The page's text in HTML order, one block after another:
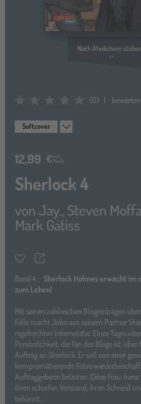
Nach Ähnlichem
Average Rating: 0 (0) bewerten
Softcover
12,99 € inkl.
MwSt.
Sherlock 4
von Jay., Steven
Mark Gatiss
MerkzettelTeilen
Band 4 : Sherlock Holmes erwacht im
zum Leben!
Mit seinen zahlreichen Blogeinträgen
Fälle macht John aus seinem Partner
regelrechten Internetstar. Eines Tages
Persönlichkeit, die Fan des Blogs ist,
Auftrag an Sherlock. Er soll von einer
kompromittierende Fotos
Auftraggeberin belasten. Diese Frau,
ihren scharfen Verstand, ihren Schneid
bekannt…